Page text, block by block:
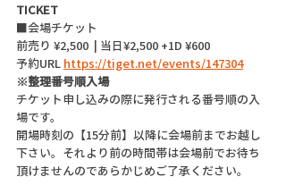
TICKET
■会場チケット
前売り ¥2,500  | 当日¥2,500 +1D ¥600
予約URL https://tiget.net/events/147304
※整理番号順入場
チケット申し込みの際に発行される番号順の入
場です。
開場時刻の【15分前】以降に会場前までお越し
下さい。それより前の時間帯は会場前でお待ち
頂けませんのであらかじめご了承ください。